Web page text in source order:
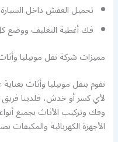
تحميل العفش داخل
فك أغطية التغليف ووضع
مميزات شركة نقل موبيليا
نقوم بنقل موبيليا وأثاث
لأي كسر أو خدش، فلدينا
وفك وتركيب الأثاث بجميع
الأجهزة الكهربائية